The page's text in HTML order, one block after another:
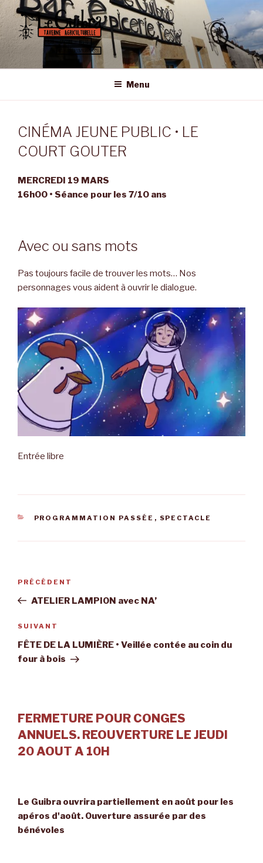
Aller
au
contenu
principal
LE GUIBRA – ST SULPICE LA
Taverne Agriculturelle • Bar – Epicerie – Resto
Menu
CINÉMA JEUNE PUBLIC • LE
COURT GOUTER
MERCREDI 19 MARS
16h00 • Séance pour les 7/10 ans
Avec ou sans mots
Pas toujours facile de trouver les mots… Nos
personnages vous aident à ouvrir le dialogue.
Entrée libre
CATÉGORIES
PROGRAMMATION PASSÉE , SPECTACLE
Navigation
l’article
Article
précédent
PRÉCÉDENT
ATELIER LAMPION avec NA’
Article
suivant
SUIVANT
FÊTE DE LA LUMIÈRE • Veillée contée au coin du
four à bois
FERMETURE POUR CONGES
ANNUELS. REOUVERTURE LE JEUDI
20 AOUT A 10H
Le Guibra ouvrira partiellement en août pour les
apéros d'août. Ouverture assurée par des
bénévoles